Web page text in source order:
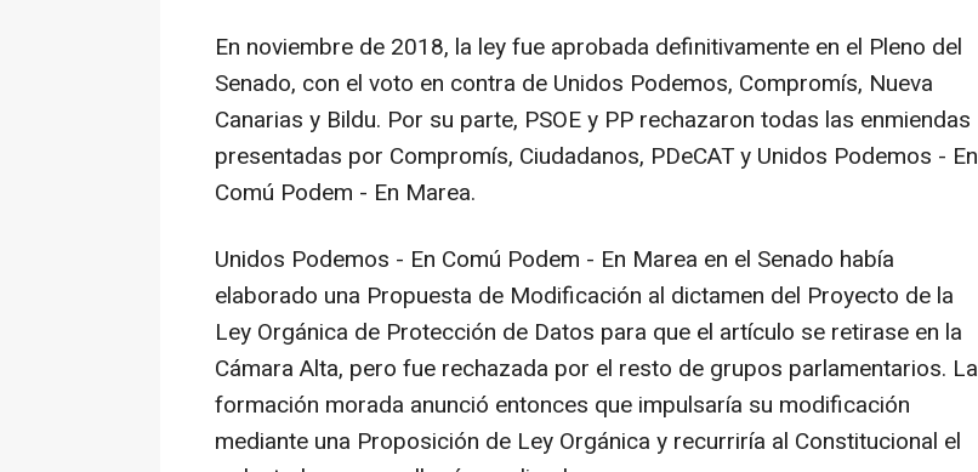
En noviembre de 2018, la ley fue aprobada definitivamente en el Pleno del
Senado, con el voto en contra de Unidos Podemos, Compromís, Nueva
Canarias y Bildu. Por su parte, PSOE y PP rechazaron todas las enmiendas
presentadas por Compromís, Ciudadanos, PDeCAT y Unidos Podemos - En
Comú Podem - En Marea.
Unidos Podemos - En Comú Podem - En Marea en el Senado había
elaborado una Propuesta de Modificación al dictamen del Proyecto de la
Ley Orgánica de Protección de Datos para que el artículo se retirase en la
Cámara Alta, pero fue rechazada por el resto de grupos parlamentarios. La
formación morada anunció entonces que impulsaría su modificación
mediante una Proposición de Ley Orgánica y recurriría al Constitucional el